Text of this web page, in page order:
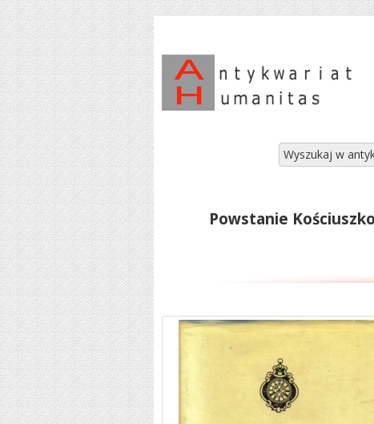
Wyszukaj w
Powstanie